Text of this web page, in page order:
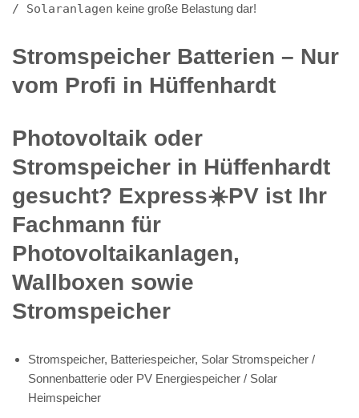
/ Solaranlagen keine große Belastung dar!
Stromspeicher Batterien – Nur
vom Profi in Hüffenhardt
Photovoltaik oder
Stromspeicher in Hüffenhardt
gesucht? Express☀️PV️ ist Ihr
Fachmann für
Photovoltaikanlagen,
Wallboxen sowie
Stromspeicher
Stromspeicher, Batteriespeicher, Solar Stromspeicher /
Sonnenbatterie oder PV Energiespeicher / Solar
Heimspeicher